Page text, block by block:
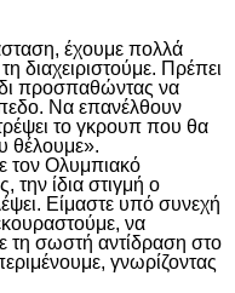
έχουμε πολλά
διαχειριστούμε. Πρέπει
προσπαθώντας να
Να επανέλθουν
το γκρουπ που θα
θέλουμε».
τον Ολυμπιακό
την ίδια στιγμή ο
Είμαστε υπό συνεχή
να
τη σωστή αντίδραση στο
γνωρίζοντας